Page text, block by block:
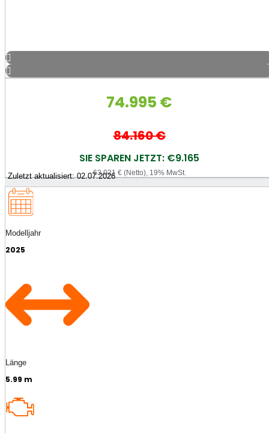
74.995 €
84.160€
SIE SPAREN JETZT: €9.165
63.021 € (Netto), 19% MwSt.
Zuletzt aktualisiert: 02.07.2026
Modelljahr
2025
Länge
5.99 m